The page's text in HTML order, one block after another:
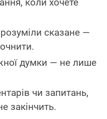
сказане —
думки — не лише
чи запитань,
закінчить.